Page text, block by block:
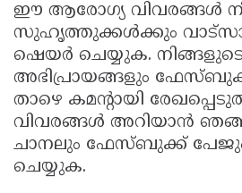
ഈ ആരോഗ്യ വിവരങ്ങൾ
സുഹൃത്തുക്കൾക്കും
ഷെയർ ചെയ്യുക.
അഭിപ്രായങ്ങളും
താഴെ കമൻ്റായി
വിവരങ്ങൾ അറിയാൻ
ചാനലും ഫേസ്ബുക്ക്
ചെയ്യുക.